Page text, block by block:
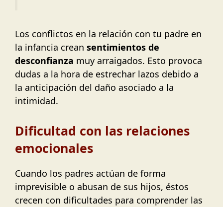
Los conflictos en la relación con tu padre en
la infancia crean sentimientos de
desconfianza muy arraigados. Esto provoca
dudas a la hora de estrechar lazos debido a
la anticipación del daño asociado a la
intimidad.
Dificultad con las relaciones
emocionales
Cuando los padres actúan de forma
imprevisible o abusan de sus hijos, éstos
crecen con dificultades para comprender las